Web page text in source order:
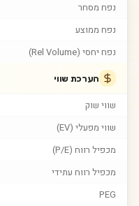
נפח מסחר
נפח ממוצע
נפח יחסי (Rel Volume)
הערכת שווי
שווי שוק
שווי מפעלי (EV)
מכפיל רווח (P/E)
מכפיל רווח עתידי
PEG